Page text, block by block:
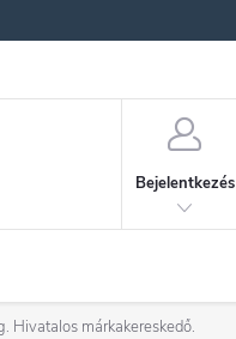
Bejelentkezés
Hivatalos márkakereskedő.